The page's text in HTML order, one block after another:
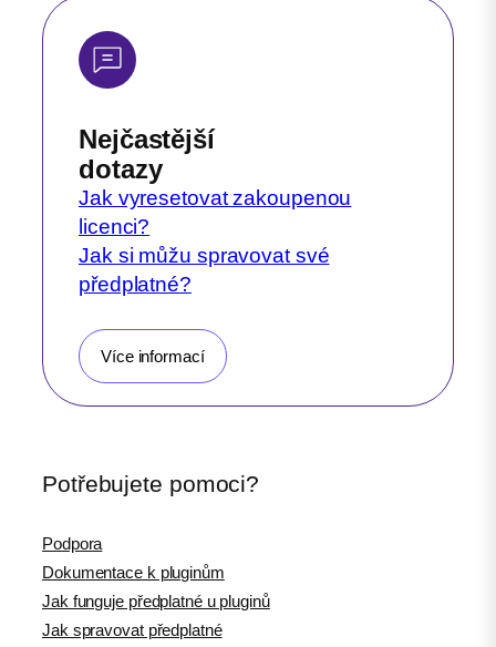
Nejčastější
dotazy
Jak vyresetovat zakoupenou
licenci?
Jak si můžu spravovat své
předplatné?
Více informací
Potřebujete pomoci?
Podpora
Dokumentace k pluginům
Jak funguje předplatné u pluginů
Jak spravovat předplatné